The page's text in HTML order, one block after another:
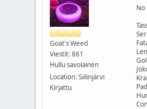
Goat's Weed
Viestit: 861
Hullu savolainen
Location: Siilinjärvi
Kirjattu
No